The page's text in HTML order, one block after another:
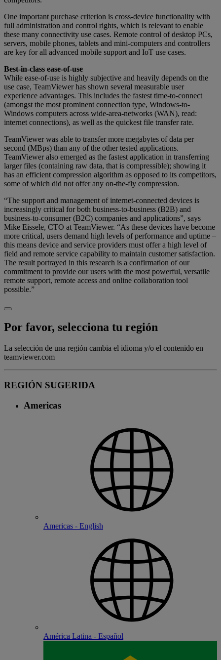
One important purchase criterion is cross-device functionality with
full administration and control rights, which is relevant to enable
these many connectivity use cases. Remote control of desktop PCs,
servers, mobile phones, tablets and mini-computers and controllers
are key for all advanced mobile support and IoT use cases.
Best-in-class ease-of-use
While ease-of-use is highly subjective and heavily depends on the
use case, TeamViewer has shown several measurable user
experience advantages. This includes the fastest time-to-connect
(amongst the most prominent connection type, Windows-to-
Windows computers across wide-area-networks (WAN), read:
internet connections), as well as the quickest file transfer rate.
TeamViewer was able to transfer more megabytes of data per
second (MBps) than any of the other tested applications.
TeamViewer also emerged as the fastest application in transferring
larger files (containing raw data, that is compressible); showing it
has an efficient compression algorithm as opposed to its competitors,
some of which did not offer any on-the-fly compression.
“The support and management of internet-connected devices is
increasingly critical for both business-to-business (B2B) and
business-to-consumer (B2C) companies and applications”, says
Mike Eissele, CTO at TeamViewer. “As these devices have become
more critical, users demand high levels of performance and uptime –
this means device and service providers must offer a high level of
field and remote service capability to maintain customer satisfaction.
The result portrayed in this research is a confirmation of our
commitment to provide our users with the most powerful, versatile
remote support, remote access and online collaboration tool
possible.”
Por favor, selecciona tu región
La selección de una región cambia el idioma y/o el contenido en
teamviewer.com
REGIÓN SUGERIDA
Americas
Americas - English
América Latina - Español